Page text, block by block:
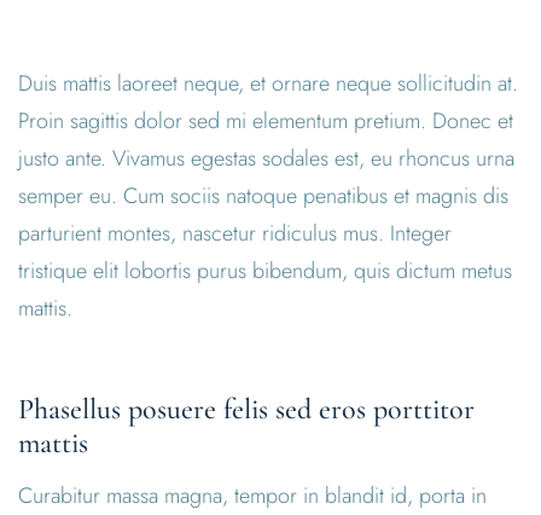
Duis mattis laoreet neque, et ornare neque sollicitudin at.
Proin sagittis dolor sed mi elementum pretium. Donec et
justo ante. Vivamus egestas sodales est, eu rhoncus urna
semper eu. Cum sociis natoque penatibus et magnis dis
parturient montes, nascetur ridiculus mus. Integer
tristique elit lobortis purus bibendum, quis dictum metus
mattis.
Phasellus posuere felis sed eros porttitor
mattis
Curabitur massa magna, tempor in blandit id, porta in